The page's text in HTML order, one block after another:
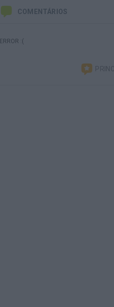
COMENTÁRIOS
ERROR :(